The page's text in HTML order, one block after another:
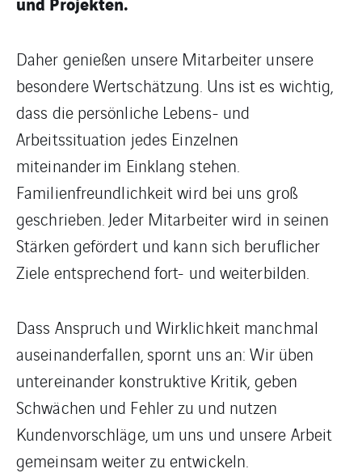
Daher genießen unsere Mitarbeiter unsere
besondere Wertschätzung. Uns ist es wichtig,
dass die persönliche Lebens- und
Arbeitssituation jedes Einzelnen
miteinander im Einklang stehen.
Familienfreundlichkeit wird bei uns groß
geschrieben. Jeder Mitarbeiter wird in seinen
Stärken gefördert und kann sich beruflicher
Ziele entsprechend fort- und weiterbilden.
Dass Anspruch und Wirklichkeit manchmal
auseinanderfallen, spornt uns an: Wir üben
untereinander konstruktive Kritik, geben
Schwächen und Fehler zu und nutzen
Kundenvorschläge, um uns und unsere Arbeit
gemeinsam weiter zu entwickeln.